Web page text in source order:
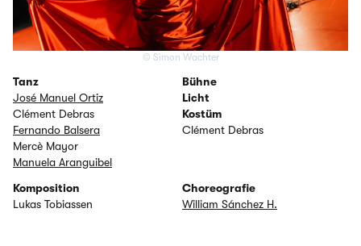
© Simon Wachter
Tanz
José Manuel Ortiz
Clément Debras
Fernando Balsera
Mercè Mayor
Manuela Aranguibel
Bühne
Licht
Kostüm
Clément Debras
Komposition
Lukas Tobiassen
Choreografie
William Sánchez H.